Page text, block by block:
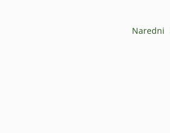
Naredni